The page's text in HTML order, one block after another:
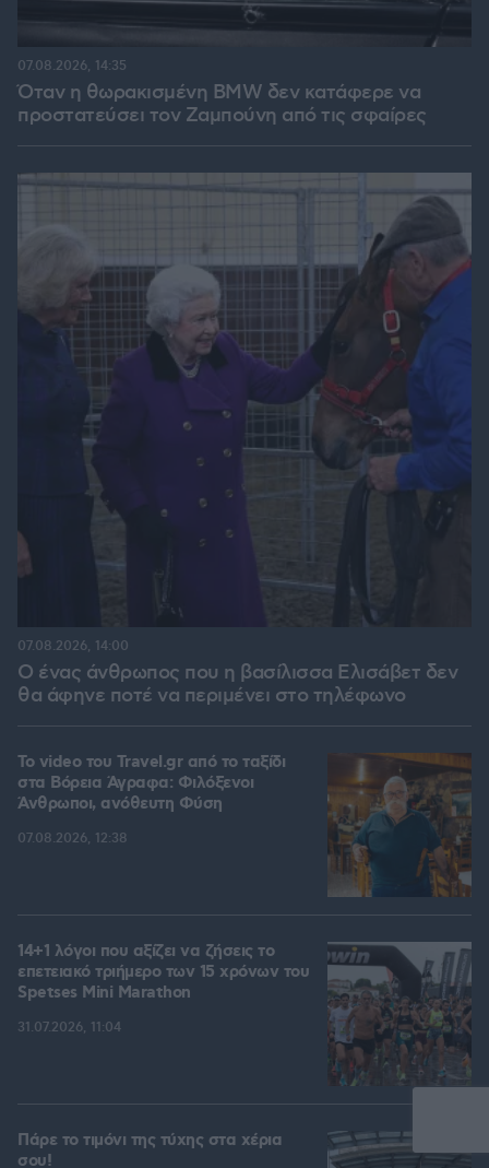
Όταν η θωρακισμένη BMW δεν κατάφερε να
προστατεύσει τον Ζαμπούνη από τις σφαίρες
07.08.2026, 14:35
Ο ένας άνθρωπος που η βασίλισσα Ελισάβετ δεν
θα άφηνε ποτέ να περιμένει στο τηλέφωνο
07.08.2026, 14:00
To video του Travel.gr από το ταξίδι
στα Βόρεια Άγραφα: Φιλόξενοι
Άνθρωποι, ανόθευτη Φύση
07.08.2026, 12:38
14+1 λόγοι που αξίζει να ζήσεις το
επετειακό τριήμερο των 15 χρόνων του
Spetses Mini Marathon
31.07.2026, 11:04
Πάρε το τιμόνι της τύχης στα χέρια
σου!